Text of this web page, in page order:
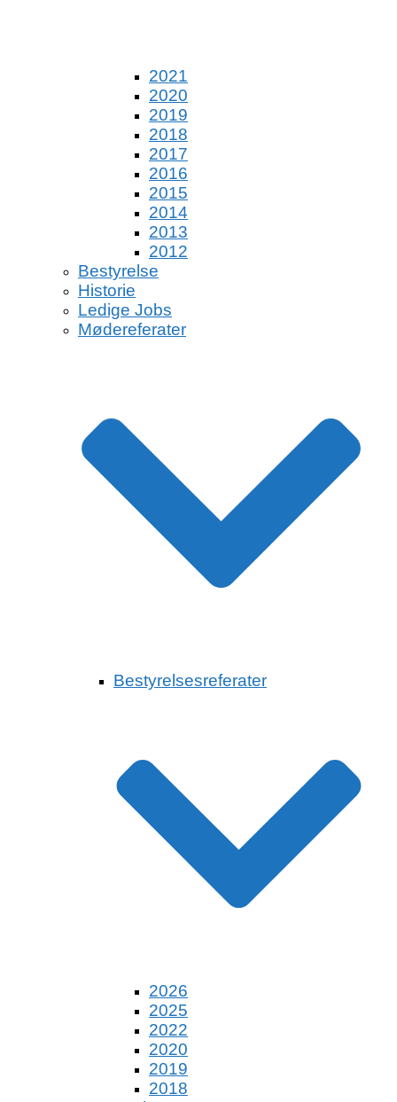
2021
2020
2019
2018
2017
2016
2015
2014
2013
2012
Bestyrelse
Historie
Ledige Jobs
Mødereferater
Bestyrelsesreferater
2026
2025
2022
2020
2019
2018